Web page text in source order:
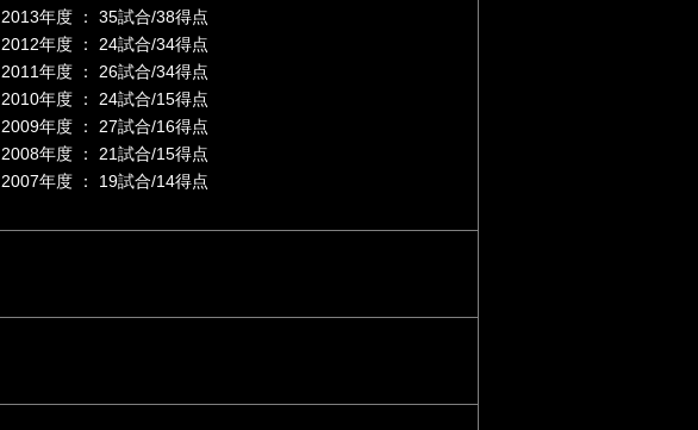
2013年度 ： 35試合/38得点
2012年度 ： 24試合/34得点
2011年度 ： 26試合/34得点
2010年度 ： 24試合/15得点
2009年度 ： 27試合/16得点
2008年度 ： 21試合/15得点
2007年度 ： 19試合/14得点